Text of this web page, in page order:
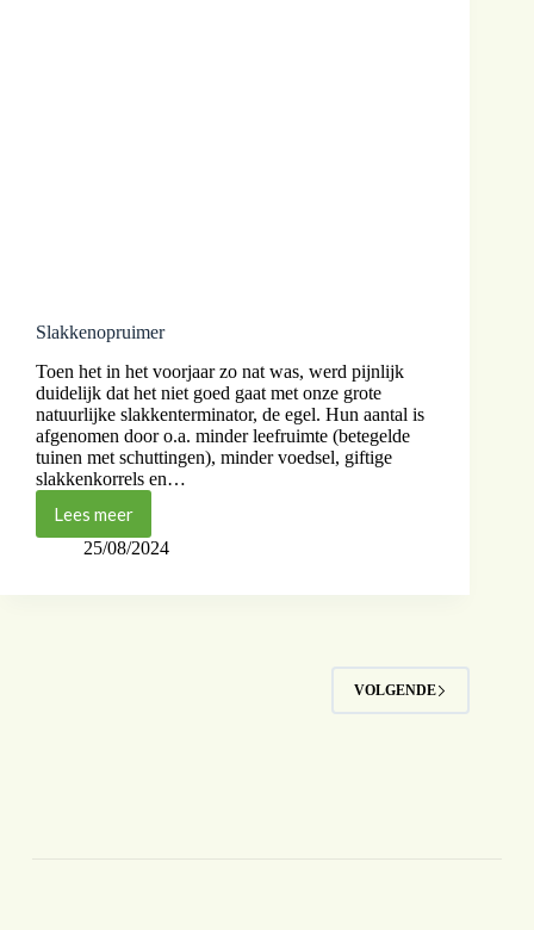
Slakkenopruimer
Toen het in het voorjaar zo nat was, werd pijnlijk
duidelijk dat het niet goed gaat met onze grote
natuurlijke slakkenterminator, de egel. Hun aantal is
afgenomen door o.a. minder leefruimte (betegelde
tuinen met schuttingen), minder voedsel, giftige
slakkenkorrels en…
Lees meer
25/08/2024
VOLGENDE